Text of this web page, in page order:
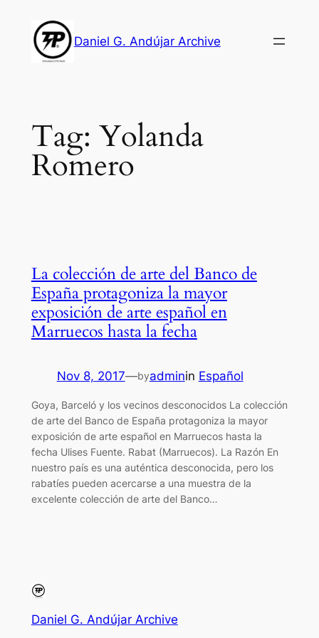
content
Daniel G. Andújar Archive
Tag: Yolanda
Romero
La colección de arte del Banco de
España protagoniza la mayor
exposición de arte español en
Marruecos hasta la fecha
Nov 8, 2017—byadminin Español
Goya, Barceló y los vecinos desconocidos La colección
de arte del Banco de España protagoniza la mayor
exposición de arte español en Marruecos hasta la
fecha Ulises Fuente. Rabat (Marruecos). La Razón En
nuestro país es una auténtica desconocida, pero los
rabatíes pueden acercarse a una muestra de la
excelente colección de arte del Banco…
Daniel G. Andújar Archive